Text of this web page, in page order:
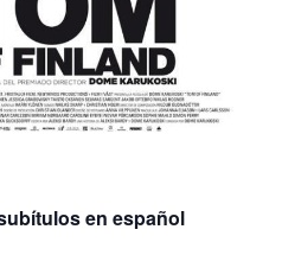
en español